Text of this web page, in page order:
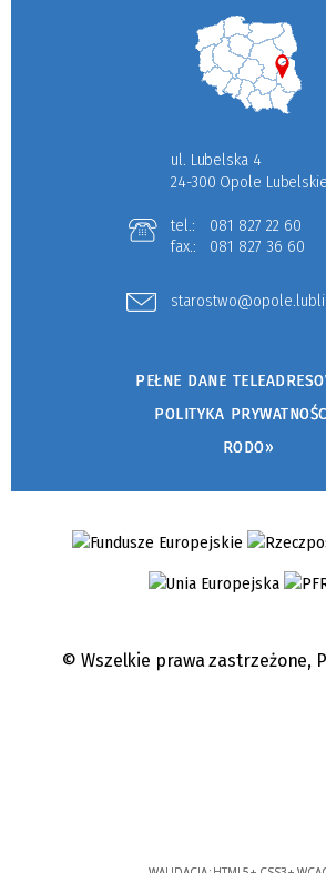
ul. Lubelska 4
24-300 Opole Lubelskie
tel.:
081 827 22 60
fax.:
081 827 36 60
PEŁNE DANE
POLITYKA
RODO»
© Wszelkie prawa zastrzeżone,